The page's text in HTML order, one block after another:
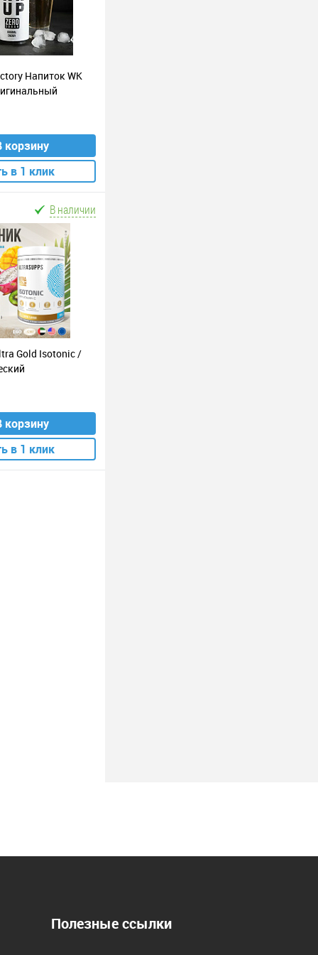
Напиток WK
корзину
в 1 клик
В наличии
Gold Isotonic /
корзину
в 1 клик
Полезные ссылки